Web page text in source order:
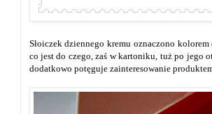
Słoiczek dziennego kremu oznaczono
co jest do czego, zaś w kartoniku, tuż po jego
dodatkowo potęguje zainteresowanie